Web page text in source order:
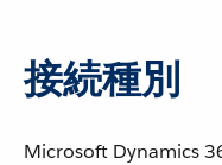
接続種別
Microsoft Dynamics